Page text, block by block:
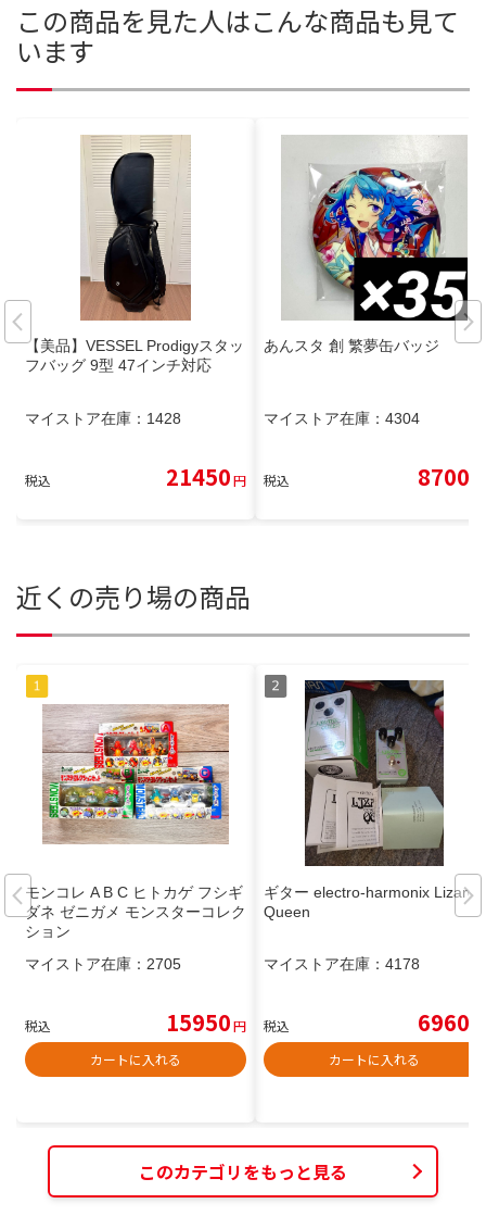
この商品を見た人はこんな商品も見て
います
【美品】VESSEL Prodigyスタッ
フバッグ 9型 47インチ対応
マイストア在庫： 1428
税込 21450円
あんスタ 創 繁夢缶バッジ
マイストア在庫： 4304
税込 8700
近くの売り場の商品
モンコレ A B C ヒトカゲ フシギ
ダネ ゼニガメ モンスターコレク
ション
マイストア在庫： 2705
税込 15950円
カートに入れる
ギター electro-harmonix Lizard
Queen
マイストア在庫： 4178
税込 6960
カートに入れる
このカテゴリをもっと見る